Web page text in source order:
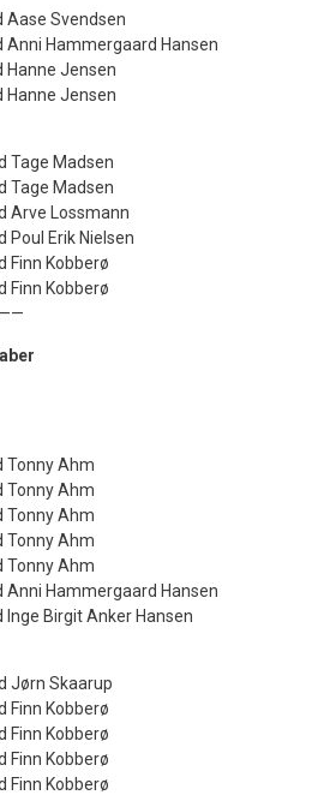
Aase Svendsen
Anni Hammergaard Hansen
Hanne Jensen
Hanne Jensen
Tage Madsen
Tage Madsen
Arve Lossmann
Poul Erik Nielsen
Finn Kobberø
Finn Kobberø
Tonny Ahm
Tonny Ahm
Tonny Ahm
Tonny Ahm
Tonny Ahm
Anni Hammergaard Hansen
Birgit Anker Hansen
Jørn Skaarup
Finn Kobberø
Finn Kobberø
Finn Kobberø
Finn Kobberø